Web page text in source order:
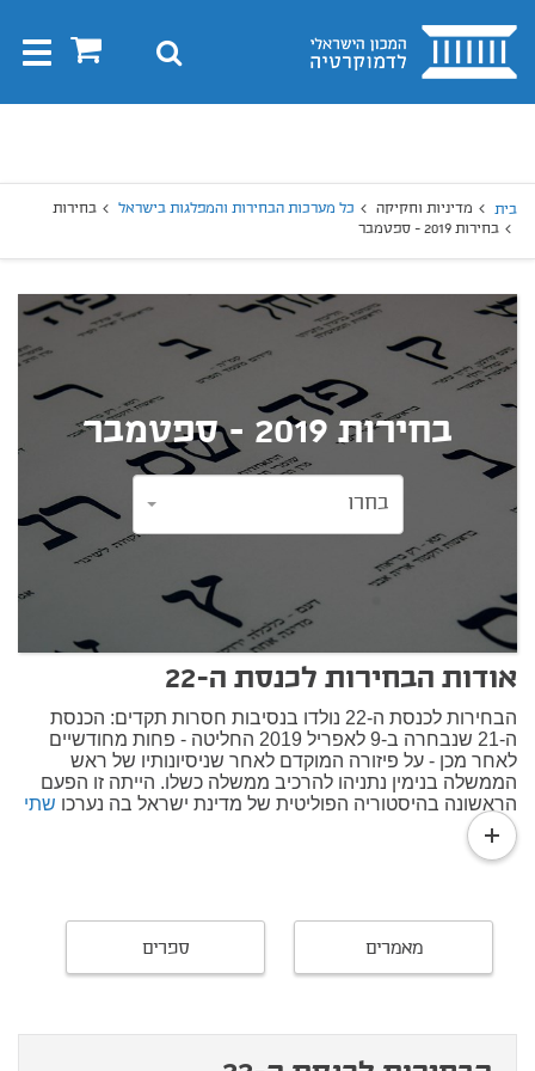
בית 0 חיפוש
בית מדיניות וחקיקה כל מערכות הבחירות והמפלגות בישראל
בחירות
בחירות 2019 - ספטמבר
בחירות 2019 - ספטמבר
בחרו
אודות הבחירות לכנסת ה-22
הבחירות לכנסת ה-22 נולדו בנסיבות חסרות תקדים: הכנסת
ה-21 שנבחרה ב-9 לאפריל 2019 החליטה - פחות מחודשיים
לאחר מכן - על פיזורה המוקדם לאחר שניסיונותיו של ראש
הממשלה בנימין נתניהו להרכיב ממשלה כשלו. הייתה זו הפעם
הראשונה בהיסטוריה הפוליטית של מדינת ישראל בה נערכו שתי
בחירות באותה שנה
בישראל בחירות מוקדמות. הן נערכו בצילן של פרשיות ראש
הממשלה נתניהו, אשר הודעתו של היועץ המשפטי על כוונה
ממשלת נתניהו הרביעית
, שהושבעה במאי2015, שרדה לא מעט
המתונה של כוחות הביטחון. עזיבתה של ישראל ביתנו הקטינה
read
more
מאמרים ספרים